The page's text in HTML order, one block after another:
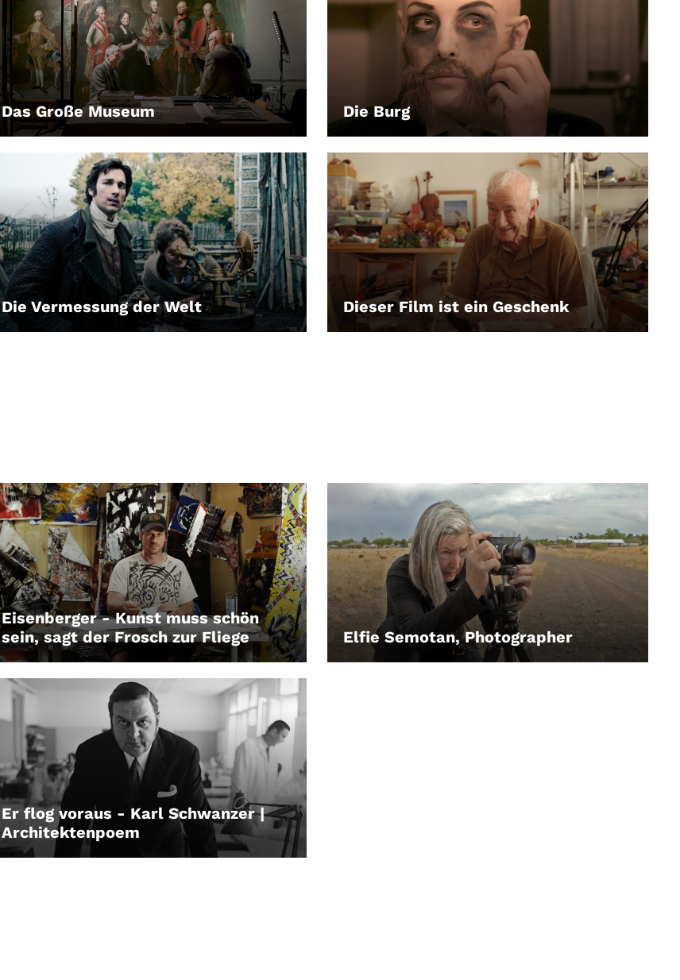
Das Große Museum
LEIHEN Die Burg
LEIHEN
Die Vermessung der Welt
LEIHEN Dieser Film ist ein Geschenk
LEIHEN
Eisenberger - Kunst muss schön
sein, sagt der Frosch zur Fliege
LEIHEN Elfie Semotan, Photographer
LEIHEN
Er flog voraus - Karl Schwanzer |
Architektenpoem
LEIHEN